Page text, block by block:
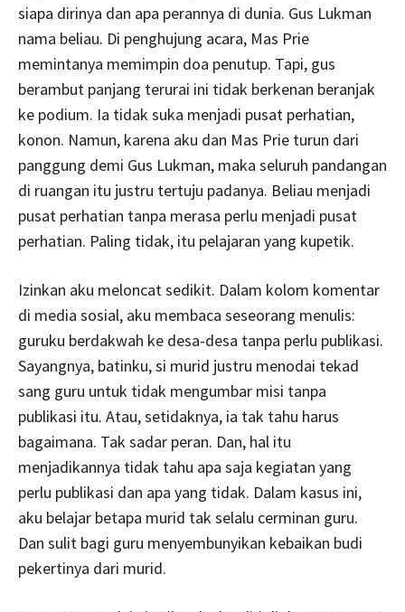
siapa dirinya dan apa perannya di dunia. Gus Lukman
nama beliau. Di penghujung acara, Mas Prie
memintanya memimpin doa penutup. Tapi, gus
berambut panjang terurai ini tidak berkenan beranjak
ke podium. Ia tidak suka menjadi pusat perhatian,
konon. Namun, karena aku dan Mas Prie turun dari
panggung demi Gus Lukman, maka seluruh pandangan
di ruangan itu justru tertuju padanya. Beliau menjadi
pusat perhatian tanpa merasa perlu menjadi pusat
perhatian. Paling tidak, itu pelajaran yang kupetik.
Izinkan aku meloncat sedikit. Dalam kolom komentar
di media sosial, aku membaca seseorang menulis:
guruku berdakwah ke desa-desa tanpa perlu publikasi.
Sayangnya, batinku, si murid justru menodai tekad
sang guru untuk tidak mengumbar misi tanpa
publikasi itu. Atau, setidaknya, ia tak tahu harus
bagaimana. Tak sadar peran. Dan, hal itu
menjadikannya tidak tahu apa saja kegiatan yang
perlu publikasi dan apa yang tidak. Dalam kasus ini,
aku belajar betapa murid tak selalu cerminan guru.
Dan sulit bagi guru menyembunyikan kebaikan budi
pekertinya dari murid.